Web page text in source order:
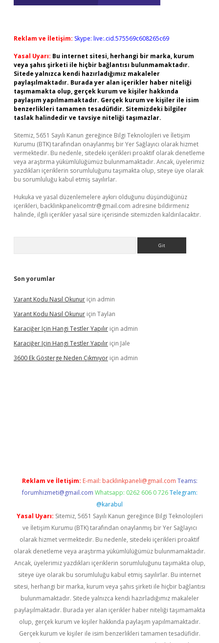
Reklam ve İletişim: Skype: live:.cid.575569c608265c69
Yasal Uyarı: Bu internet sitesi, herhangi bir marka, kurum
veya şahıs şirketi ile hiçbir bağlantısı bulunmamaktadır.
Sitede yalnızca kendi hazırladığımız makaleler
paylaşılmaktadır. Burada yer alan içerikler haber niteliği
taşımamakta olup, gerçek kurum ve kişiler hakkında
paylaşım yapılmamaktadır. Gerçek kurum ve kişiler ile isim
benzerlikleri tamamen tesadüfidir. Sitemizdeki bilgiler
taslak halindedir ve tavsiye niteliği taşımazlar.
Sitemiz, 5651 Sayılı Kanun gereğince Bilgi Teknolojileri ve İletişim
Kurumu (BTK) tarafından onaylanmış bir Yer Sağlayıcı olarak hizmet
vermektedir. Bu nedenle, sitedeki içerikleri proaktif olarak denetleme
veya araştırma yükümlülüğümüz bulunmamaktadır. Ancak, üyelerimiz
yazdıkları içeriklerin sorumluluğunu taşımakta olup, siteye üye olarak
bu sorumluluğu kabul etmiş sayılırlar.
Hukuka ve yasal düzenlemelere aykırı olduğunu düşündüğünüz
içerikleri, backlinkpanelicomtr@gmail.com adresine bildirmeniz
halinde, ilgili içerikler yasal süre içerisinde sitemizden kaldırılacaktır.
Son yorumlar
Varant Kodu Nasıl Okunur için admin
Varant Kodu Nasıl Okunur için Taylan
Karaciğer Için Hangi Testler Yapılır için admin
Karaciğer Için Hangi Testler Yapılır için Jale
3600 Ek Gösterge Neden Çıkmıyor için admin
Reklam ve İletişim: E-mail: backlinkpaneli@gmail.com Teams:
forumhizmeti@gmail.com Whatsapp: 0262 606 0 726 Telegram:
@karabul
Yasal Uyarı: Sitemiz, 5651 Sayılı Kanun gereğince Bilgi Teknolojileri
ve İletişim Kurumu (BTK) tarafından onaylanmış bir Yer Sağlayıcı
olarak hizmet vermektedir. Bu nedenle, sitedeki içerikleri proaktif
olarak denetleme veya araştırma yükümlülüğümüz bulunmamaktadır.
Ancak, üyelerimiz yazdıkları içeriklerin sorumluluğunu taşımakta olup,
siteye üye olarak bu sorumluluğu kabul etmiş sayılırlar. Bu internet
sitesi, herhangi bir marka, kurum veya şahıs şirketi ile hiçbir bağlantısı
bulunmamaktadır. Sitede yalnızca kendi hazırladığımız makaleler
paylaşılmaktadır. Burada yer alan içerikler haber niteliği taşımamakta
olup, gerçek kurum ve kişiler hakkında paylaşım yapılmamaktadır.
Gerçek kurum ve kişiler ile isim benzerlikleri tamamen tesadüfidir.